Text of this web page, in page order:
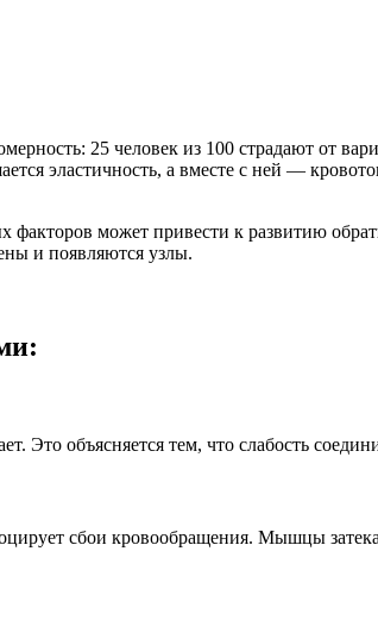
25 человек из 100 страдают от
эластичность, а вместе с ней —
факторов может привести к развитию
и появляются узлы.
Это объясняется тем, что слабость
сбои кровообращения. Мышцы